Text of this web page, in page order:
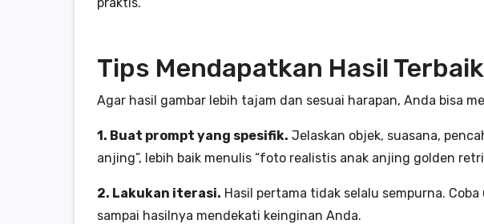
Tips Mendapatkan Hasil
Agar hasil gambar lebih tajam dan sesuai harapan, Anda bisa
1. Buat prompt yang spesifik. Jelaskan objek, suasana,
anjing”, lebih baik menulis “foto realistis anak anjing golden
2. Lakukan iterasi. Hasil pertama tidak selalu sempurna.
sampai hasilnya mendekati keinginan Anda.